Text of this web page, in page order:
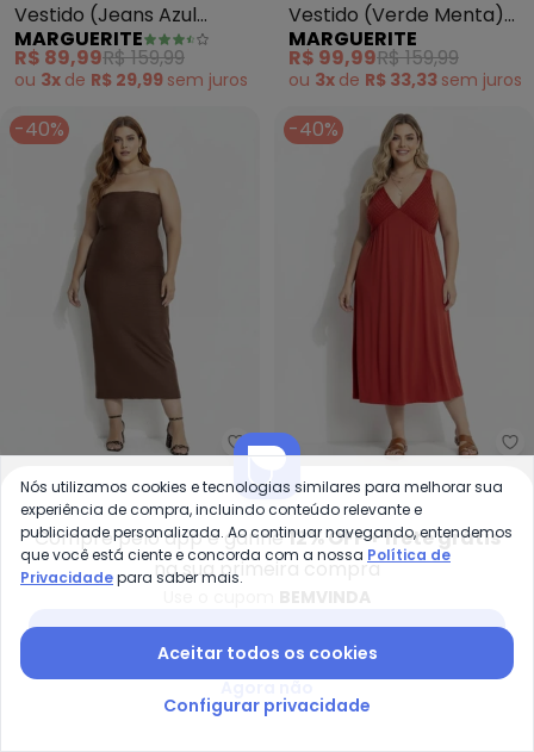
Vestido (Jeans Azul
Escuro) em Jeans Leve
MARGUERITE
R$ 89,99R$ 159,99
ou 3x de R$ 29,99 sem juros
Vestido (Verde Menta)
em Malha Tricô
MARGUERITE
R$ 99,99R$ 159,99
ou 3x de R$ 33,33 sem juros
-40%
Marguerite - Vestido (Marrom)
Vestido (Marrom) em
Malha Canelada
MARGUERITE
R$ 89,99R$ 149,99
ou3xdeR$ 29,99semjuros
-40%
Vestido (Terracota) em
Malha de Viscose
MARGUERITE
R$ 89,99R$ 149,99
ou 3xde R$ 29,99sem
Compre pelo app e ganhe12% OFF + frete grátis
na sua primeira compra
Nós utilizamos cookies e tecnologias similares para melhorar sua
experiência de compra, incluindo conteúdo relevante e
publicidade personalizada. Ao continuar navegando, entendemos
que você está ciente e concorda com a nossa Política de
Privacidadepara saber mais.
Aceitar todos os cookies
Configurar privacidade